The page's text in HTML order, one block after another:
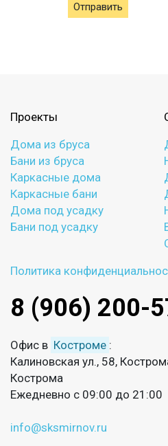
Отправить
Проекты
Дома из бруса
Бани из бруса
Каркасные дома
Каркасные бани
Дома под усадку
Бани под усадку
Политика
8 (906) 200-
Офис в Костроме :
Калиновская ул., 58,
Кострома
Ежедневно с 09:00 до 21:00
info@sksmirnov.ru